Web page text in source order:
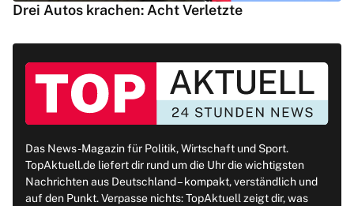
Drei Autos krachen: Acht Verletzte
Das News-Magazin für Politik, Wirtschaft und Sport.
TopAktuell.de liefert dir rund um die Uhr die wichtigsten
Nachrichten aus Deutschland – kompakt, verständlich und
auf den Punkt. Verpasse nichts: TopAktuell zeigt dir, was